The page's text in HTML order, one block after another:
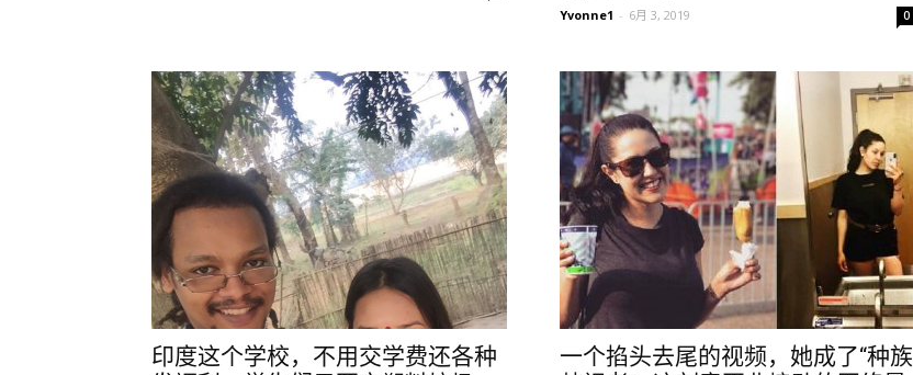
Yvonne1 - 6月 3, 2019 0
印度这个学校，不用交学费还各种
一个掐头去尾的视频，她成了“种族